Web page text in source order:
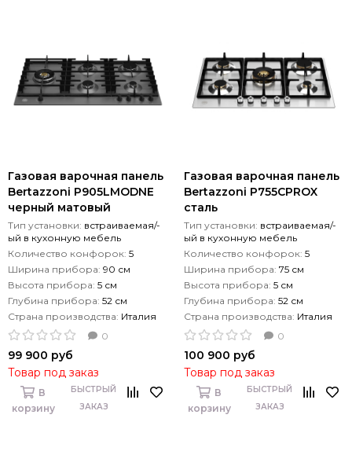
Газовая варочная панель
Bertazzoni P905LMODNE
черный матовый
Тип установки: встраиваемая/-
ый в кухонную мебель
Количество конфорок: 5
Ширина прибора: 90 см
Высота прибора: 5 см
Глубина прибора: 52 см
Страна производства: Италия
0
99 900 руб
Товар под заказ
В
корзину
БЫСТРЫЙ
ЗАКАЗ
Газовая варочная панель
Bertazzoni P755СPROX
сталь
Тип установки: встраиваемая/-
ый в кухонную мебель
Количество конфорок: 5
Ширина прибора: 75 см
Высота прибора: 5 см
Глубина прибора: 52 см
Страна производства: Италия
0
100 900 руб
Товар под заказ
В
корзину
БЫСТРЫЙ
ЗАКАЗ